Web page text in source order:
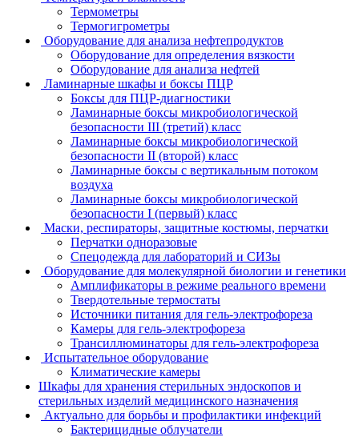
Термометры
Термогигрометры
Оборудование для анализа нефтепродуктов
Оборудование для определения вязкости
Оборудование для анализа нефтей
Ламинарные шкафы и боксы ПЦР
Боксы для ПЦР-диагностики
Ламинарные боксы микробиологической
безопасности III (третий) класс
Ламинарные боксы микробиологической
безопасности II (второй) класс
Ламинарные боксы с вертикальным потоком
воздуха
Ламинарные боксы микробиологической
безопасности I (первый) класс
Маски, респираторы, защитные костюмы, перчатки
Перчатки одноразовые
Спецодежда для лабораторий и СИЗы
Оборудование для молекулярной биологии и генетики
Амплификаторы в режиме реального времени
Твердотельные термостаты
Источники питания для гель-электрофореза
Камеры для гель-электрофореза
Трансиллюминаторы для гель-электрофореза
Испытательное оборудование
Климатические камеры
Шкафы для хранения стерильных эндоскопов и
стерильных изделий медицинского назначения
Актуально для борьбы и профилактики инфекций
Бактерицидные облучатели